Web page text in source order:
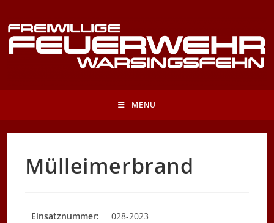
Inhalt
springen
MENÜ
Mülleimerbrand
Einsatznummer: 028-2023